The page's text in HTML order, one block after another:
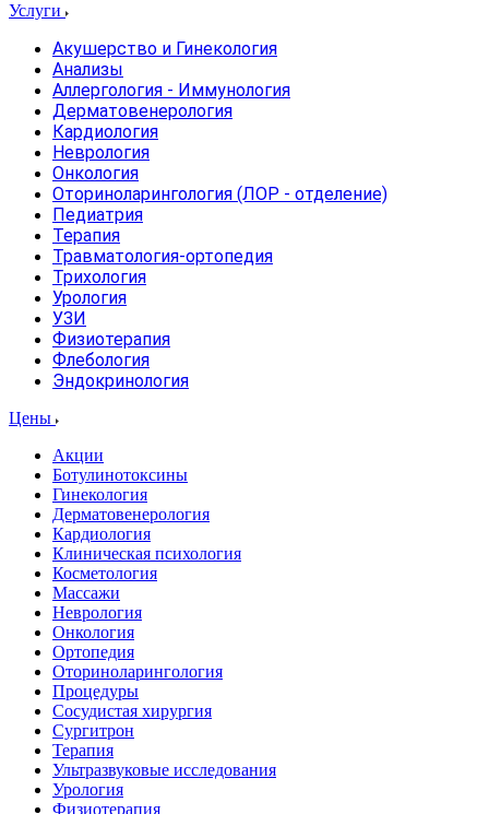
Услуги
Акушерство и Гинекология
Анализы
Аллергология - Иммунология
Дерматовенерология
Кардиология
Неврология
Онкология
Оториноларингология (ЛОР - отделение)
Педиатрия
Терапия
Травматология-ортопедия
Трихология
Урология
УЗИ
Физиотерапия
Флебология
Эндокринология
Цены
Акции
Ботулинотоксины
Гинекология
Дерматовенерология
Кардиология
Клиническая психология
Косметология
Массажи
Неврология
Онкология
Ортопедия
Оториноларингология
Процедуры
Сосудистая хирургия
Сургитрон
Терапия
Ультразвуковые исследования
Урология
Физиотерапия